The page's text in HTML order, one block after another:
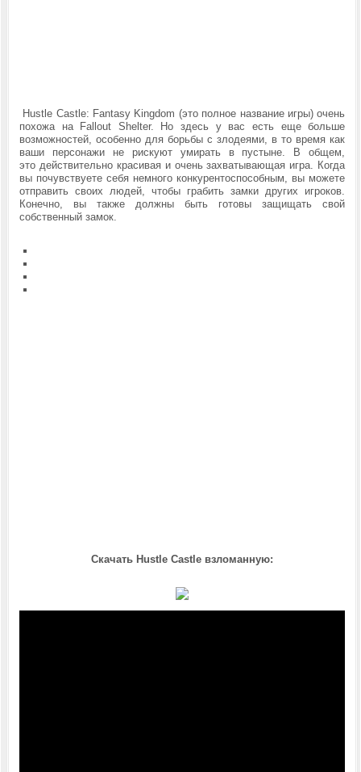
Hustle Castle: Fantasy Kingdom (это полное название игры) очень
похожа на Fallout Shelter. Но здесь у вас есть еще больше
возможностей, особенно для борьбы с злодеями, в то время как
ваши персонажи не рискуют умирать в пустыне. В общем,
это действительно красивая и очень захватывающая игра. Когда
вы почувствуете себя немного конкурентоспособным, вы можете
отправить своих людей, чтобы грабить замки других игроков.
Конечно, вы также должны быть готовы защищать свой
собственный замок.
Скачать Hustle Castle взломанную: